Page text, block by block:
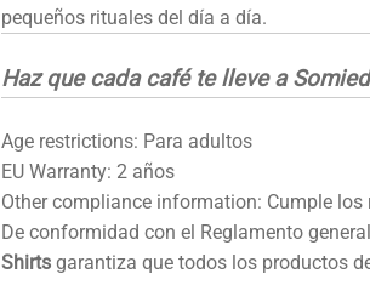
pequeños rituales del día a día.
Haz que cada café te lleve a
Age restrictions: Para adultos
EU Warranty: 2 años
Other compliance information: Cumple
De conformidad con el Reglamento
Shirtsgarantiza que todos los productos